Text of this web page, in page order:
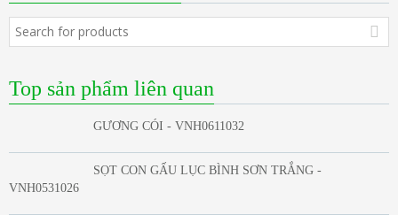
Top sản phẩm liên quan
GƯƠNG CÓI - VNH0611032
SỌT CON GẤU LỤC BÌNH SƠN TRẮNG -
VNH0531026